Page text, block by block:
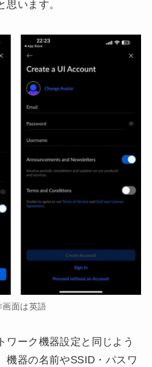
思います。
画面は英語
ワーク機器設定と同じよう
機器の名前やSSID・パスワ